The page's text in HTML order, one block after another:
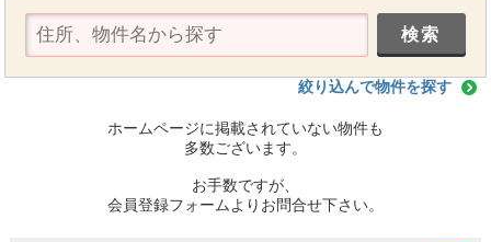
絞り込んで物件を探す
ホームページに掲載されていない物件も
多数ございます。
お手数ですが、
会員登録フォームよりお問合せ下さい。